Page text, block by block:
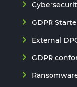
GDPR
External
GDPR